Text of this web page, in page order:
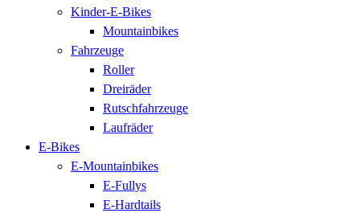
Kinder-E-Bikes
Mountainbikes
Fahrzeuge
Roller
Dreiräder
Rutschfahrzeuge
Laufräder
E-Bikes
E-Mountainbikes
E-Fullys
E-Hardtails